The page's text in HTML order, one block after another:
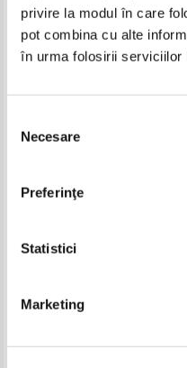
privire la modul în care
pot combina cu alte
în urma folosirii serviciilor
consimțământului
Necesare
Preferinţe
Statistici
Marketing
polar
Pret:12,00Lei 7,80 Lei